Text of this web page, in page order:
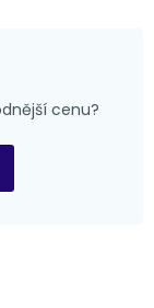
cenu?